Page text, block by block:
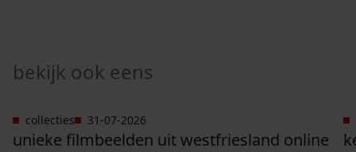
bekijk ook eens
collecties 31-07-2026
unieke filmbeelden uit westfriesland online
Ga naar "Unieke filmbeelden uit Westfriesland